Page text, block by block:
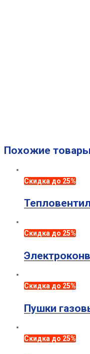
Похожие товары
Скидка до 25%
Скидка до 25%
Скидка до 25%
Пушки
Скидка до 25%